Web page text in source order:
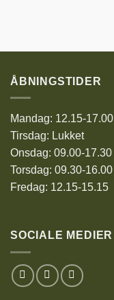
ÅBNINGSTIDER
Mandag: 12.15-17.00
Tirsdag: Lukket
Onsdag: 09.00-17.30
Torsdag: 09.30-16.00
Fredag: 12.15-15.15
SOCIALE MEDIER